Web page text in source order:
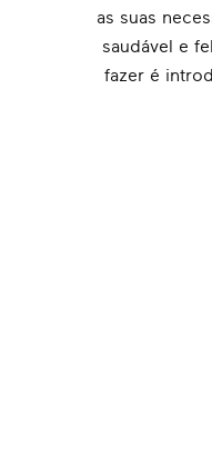
as suas
saudável e
fazer é